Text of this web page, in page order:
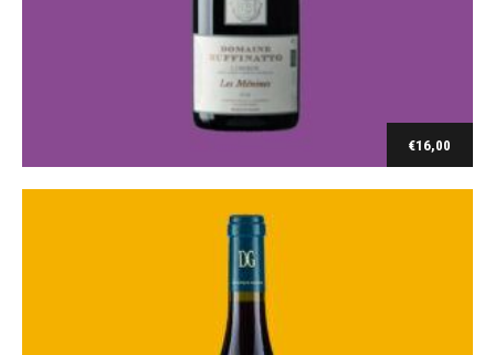
Ajouter au panier
€16,00
Bourgogne
Bourgogne Epineuil rouge 2020/23